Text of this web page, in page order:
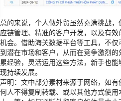
总的来说，个人做外贸虽然充满挑战
应链管理、精准的客户开发，以及有
机会。借助海关数据平台等工具，不
到潜在市场和客户，从而在竞争激烈
累经验，灵活运用这些方法，新手也
现持续发展。
声明：文中部分素材来源于网络，如
何人不得复制转载、或以其他方式使